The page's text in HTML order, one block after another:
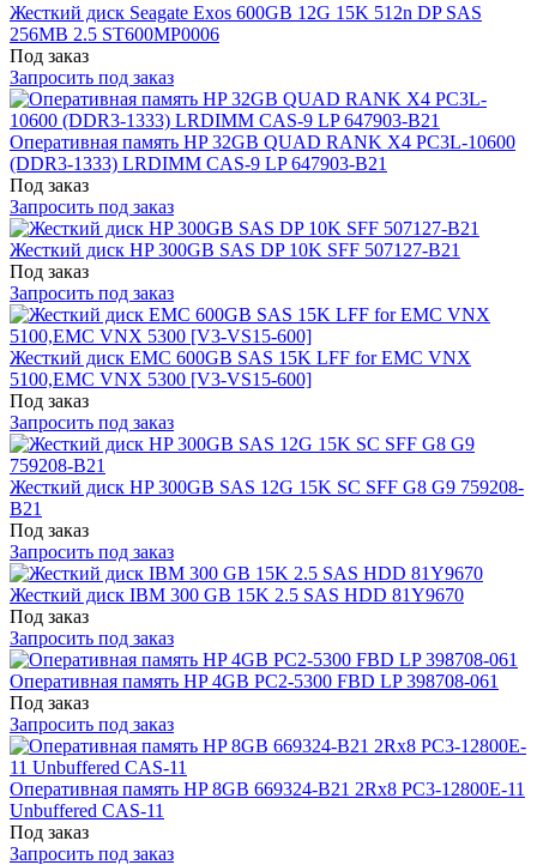
Жесткий диск Seagate Exos 600GB 12G 15K 512n DP SAS
256MB 2.5 ST600MP0006
Под заказ
Запросить под заказ
Оперативная память HP 32GB QUAD RANK X4 PC3L-10600
(DDR3-1333) LRDIMM CAS-9 LP 647903-B21
Под заказ
Запросить под заказ
Жесткий диск HP 300GB SAS DP 10K SFF 507127-B21
Под заказ
Запросить под заказ
Жесткий диск EMC 600GB SAS 15K LFF for EMC VNX
5100,EMC VNX 5300 [V3-VS15-600]
Под заказ
Запросить под заказ
Жесткий диск HP 300GB SAS 12G 15K SC SFF G8 G9 759208-
B21
Под заказ
Запросить под заказ
Жесткий диск IBM 300 GB 15K 2.5 SAS HDD 81Y9670
Под заказ
Запросить под заказ
Оперативная память HP 4GB PC2-5300 FBD LP 398708-061
Под заказ
Запросить под заказ
Оперативная память HP 8GB 669324-B21 2Rx8 PC3-12800E-11
Unbuffered CAS-11
Под заказ
Запросить под заказ